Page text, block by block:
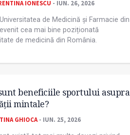
IONESCU - IUN. 26, 2026
de Medicină și Farmacie din
cea mai bine poziționată
de medicină din România.
beneficiile sportului asupra
mintale?
GHIOCA - IUN. 25, 2026